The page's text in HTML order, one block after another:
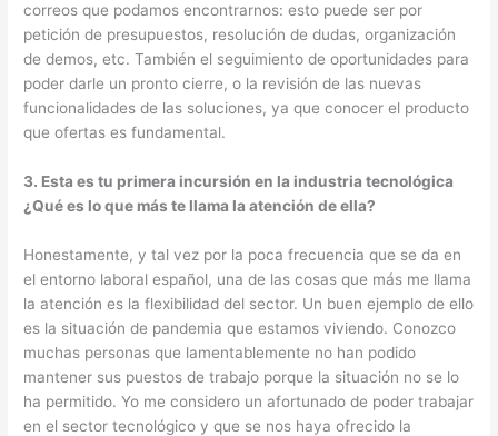
correos que podamos encontrarnos: esto puede ser por
petición de presupuestos, resolución de dudas, organización
de demos, etc. También el seguimiento de oportunidades para
poder darle un pronto cierre, o la revisión de las nuevas
funcionalidades de las soluciones, ya que conocer el producto
que ofertas es fundamental.
3. Esta es tu primera incursión en la industria tecnológica
¿Qué es lo que más te llama la atención de ella?
Honestamente, y tal vez por la poca frecuencia que se da en
el entorno laboral español, una de las cosas que más me llama
la atención es la flexibilidad del sector. Un buen ejemplo de ello
es la situación de pandemia que estamos viviendo. Conozco
muchas personas que lamentablemente no han podido
mantener sus puestos de trabajo porque la situación no se lo
ha permitido. Yo me considero un afortunado de poder trabajar
en el sector tecnológico y que se nos haya ofrecido la